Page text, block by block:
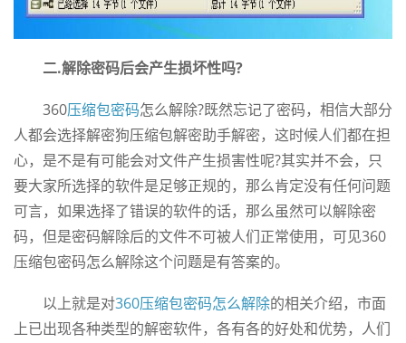
二.解除密码后会产生损坏性吗?
360压缩包密码怎么解除?既然忘记了密码，相信大部分
人都会选择解密狗压缩包解密助手解密，这时候人们都在担
心，是不是有可能会对文件产生损害性呢?其实并不会，只
要大家所选择的软件是足够正规的，那么肯定没有任何问题
可言，如果选择了错误的软件的话，那么虽然可以解除密
码，但是密码解除后的文件不可被人们正常使用，可见360
压缩包密码怎么解除这个问题是有答案的。
以上就是对360压缩包密码怎么解除的相关介绍，市面
上已出现各种类型的解密软件，各有各的好处和优势，人们